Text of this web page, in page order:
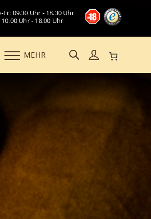
Fr: 09.30 Uhr - 18.30 Uhr
10.00 Uhr - 18.00 Uhr
MEHR